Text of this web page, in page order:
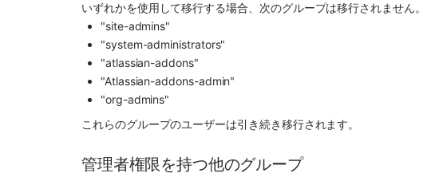
いずれかを使用して移行する場合、次のグループは移行されません。
"site-admins"
"system-administrators"
"atlassian-addons"
"Atlassian-addons-admin"
"org-admins"
これらのグループのユーザーは引き続き移行されます。
管理者権限を持つ他のグループ